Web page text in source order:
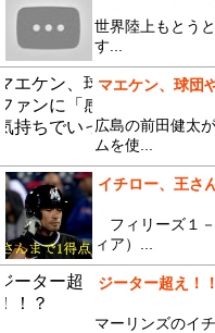
世界陸上もとう
す...
マエケン、球団
広島の前田健太
ムを使...
イチロー、王さ
フィリーズ１
ィア）...
ジーター超え！
マーリンズのイ